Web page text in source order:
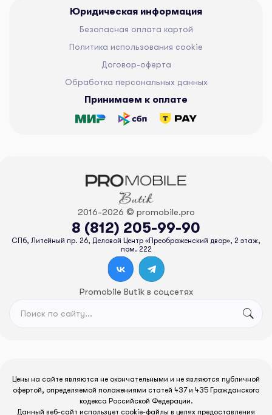
Юридическая информация
Безопасная оплата картой
Политика использования cookie
Договор-оферта
Обработка персональных данных
Принимаем к оплате
2016-2026 © promobile.pro
8 (812) 205-99-90
СПб, Литейный пр. 26, Деловой Центр «Преображенский двор», 2 этаж,
пом. 222
Promobile Butik в соцсетях
Цены на сайте являются не окончательными и не являются публичной
офертой, определяемой положениями статей 437 и 435 Гражданского
кодекса Российской Федерации.
Данный веб-сайт использует cookie-файлы в целях предоставления